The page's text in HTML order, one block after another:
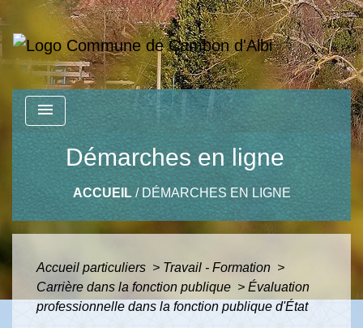
menu
Démarches en ligne
ACCUEIL/ DÉMARCHES EN LIGNE
Accueil particuliers > Travail - Formation >
Carrière dans la fonction publique > Évaluation
professionnelle dans la fonction publique d'État